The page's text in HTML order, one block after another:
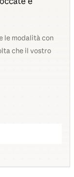
le modalità con
che il vostro